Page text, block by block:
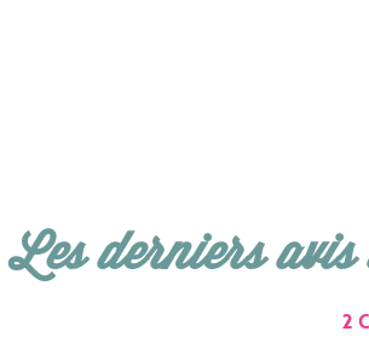
Les derniers
2